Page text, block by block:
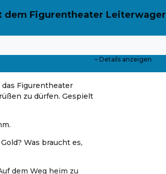
dem Figurentheater Leiterwagerl
Details anzeigen
Figurentheater
zu dürfen. Gespielt
Was braucht es,
dem Weg heim zu